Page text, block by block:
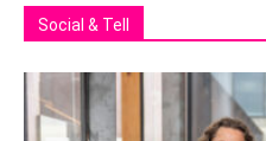
Social & Tell